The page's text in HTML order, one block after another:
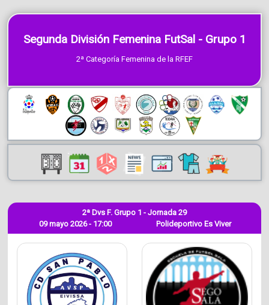
Segunda División Femenina FutSal - Grupo 1
2ª Categoría Femenina de la RFEF
09 mayo 2026 - 17:00
2ª Dvs F. Grupo 1 - Jornada 29
Polideportivo Es Viver